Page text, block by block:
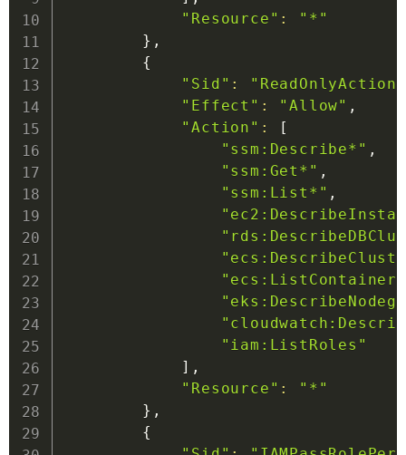
"Resource" :
"*"
} ,
{
"Sid" :
"Effect" : "Allow" ,
"Action" :
[
"ssm:Describe*" ,
"ssm:Get*" ,
"ssm:List*" ,
"iam:ListRoles"
] ,
"Resource" :
"*"
} ,
{